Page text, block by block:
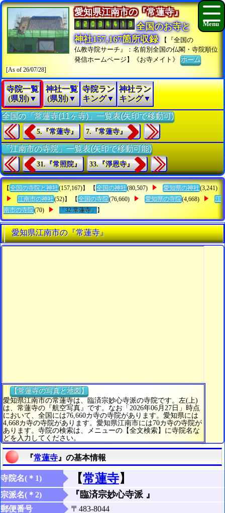
愛知県江南市の『常蓮寺』
全国のお寺と
神社157,167箇所収録
【『全国の
仏教寺院サーチ』：名前別全国の仏閣・寺院順位
発信ホームページ】《お寺メイト》ホーム
[As of 26/07/28]
寺院一覧
(県別)▼
神社一覧
(県別)▼
寺院ラン
キング▼
神社ラン
キング▼
全国の「常蓮寺(11ヶ寺)」一覧表(矢印で移動可)
5.『常蓮寺』 7.『常蓮寺』
「江南市の寺院」一覧表(矢印で移動可能)
31.『常照院』 33.『淨恩寺』
【 全国の寺院と神社(157,167)】 【 全国の神社(80,507) 愛知県の神社(3,241)
江南市の神社(52)】 【 全国の寺院(76,660) 愛知県の寺院(4,668)
江
南市の寺院(70) 「32.常蓮寺」 】
愛知県江南市の『常蓮寺』
【常蓮寺の写真と地図】
愛知県江南市の常蓮寺は、臨済宗妙心寺派の寺院です。左(上)
は、常蓮寺の『航空写真』です。なお「2026年06月27日」時点
において、全国には76,660カ寺の寺院があります。愛知県には
4,668カ寺の寺院があります。愛知県江南市には70カ寺の寺院が
あります。寺院の検索は、メニューの【全文検索】に寺院名な
どを入力してください。
『常蓮寺 』の基本情報
寺院名(＊1) 【常蓮寺】
宗派名(＊2) 『臨済宗妙心寺派 』
郵便番号
〒483-8044